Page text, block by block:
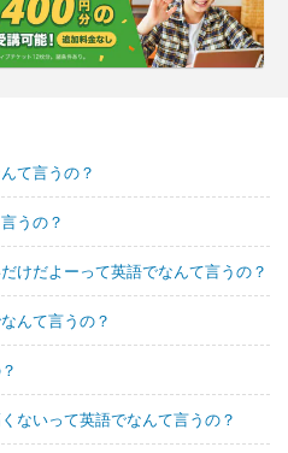
て言うの？
うの？
けだよーって英語でなんて言うの？
んて言うの？
ないって英語でなんて言うの？